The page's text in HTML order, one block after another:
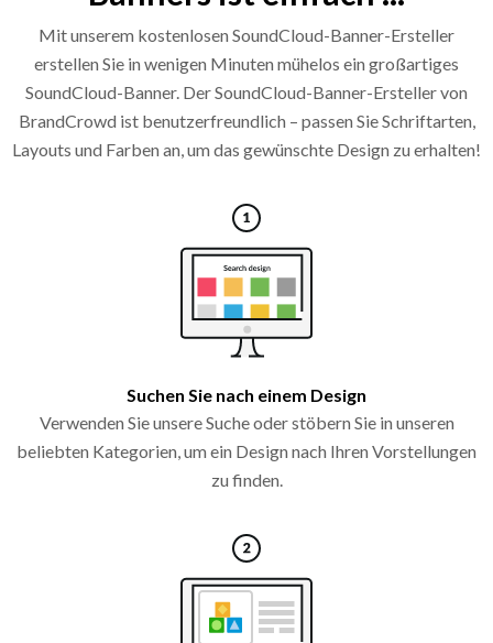
Mit unserem kostenlosen SoundCloud-Banner-Ersteller
erstellen Sie in wenigen Minuten mühelos ein großartiges
SoundCloud-Banner. Der SoundCloud-Banner-Ersteller von
BrandCrowd ist benutzerfreundlich – passen Sie Schriftarten,
Layouts und Farben an, um das gewünschte Design zu erhalten!
Suchen Sie nach einem Design
Verwenden Sie unsere Suche oder stöbern Sie in unseren
beliebten Kategorien, um ein Design nach Ihren Vorstellungen
zu finden.